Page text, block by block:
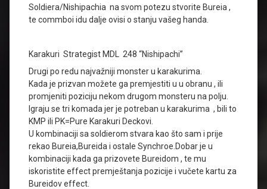
Soldiera/Nishipachia na svom potezu stvorite Bureia ,
te commboi idu dalje ovisi o stanju vašeg handa.
Karakuri Strategist MDL 248 “Nishipachi”
Drugi po redu najvažniji monster u karakurima.
Kada je prizvan možete ga premjestiti u u obranu , ili
promjeniti poziciju nekom drugom monsteru na polju.
Igraju se tri komada jer je potreban u karakurima , bili to
KMP ili PK=Pure Karakuri Deckovi.
U kombinaciji sa soldierom stvara kao što sam i prije
rekao Bureia,Bureida i ostale Synchroe.Dobar je u
kombinaciji kada ga prizovete Bureidom , te mu
iskoristite effect premještanja pozicije i vučete kartu za
Bureidov effect.